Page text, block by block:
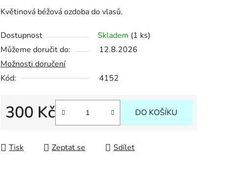
je
z
5
hvězdiček.
Květinová béžová ozdoba do vlasů.
Dostupnost Skladem (1 ks)
Můžeme doručit do:
12.8.2026
Možnosti doručení
Kód:
4152
300 Kč DO KOŠÍKU
Tisk Zeptat se Sdílet